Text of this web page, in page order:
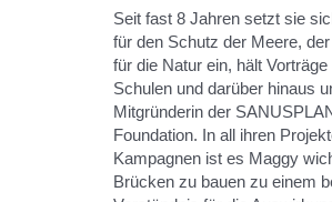
Seit fast 8 Jahren setzt sie
für den Schutz der Meere, der
für die Natur ein, hält Vorträge
Schulen und darüber hinaus
Mitgründerin der
Foundation. In all ihren
Kampagnen ist es Maggy
Brücken zu bauen zu einem